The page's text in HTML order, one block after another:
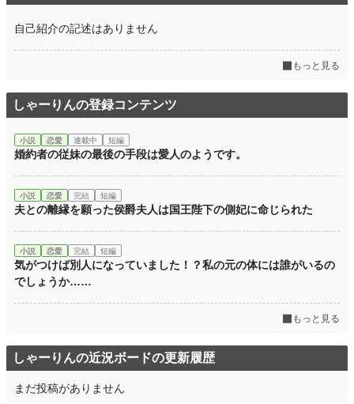
更新日時 2026.04.25 12:10
初回公開日時 2026.04.14 17:10
週間ポイント 4,968 pt (2,056 位)
月間ポイント 19,367 pt (2,452 位)
年間ポイント 313,119 pt (1,874 位)
累計ポイント 314,410 pt (14,675 位)
自己紹介の記述はありません
もっと見る
しゃーりんの登録コンテンツ
小説 恋愛 連載中 短編
婚約者の従妹の最後の手段は愛人のようです。
小説 恋愛 完結 短編
夫との離縁を願った侯爵夫人は国王陛下の側妃に命じられた
小説 恋愛 完結 短編
気がつけば別人になっていました！？私の元の体には誰がいるの
でしょうか……
もっと見る
しゃーりんの近況ボードの更新履歴
まだ投稿がありません